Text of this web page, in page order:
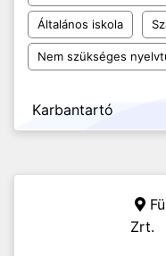
Általános iskola
Nem szükséges
Karbantartó
Zrt.